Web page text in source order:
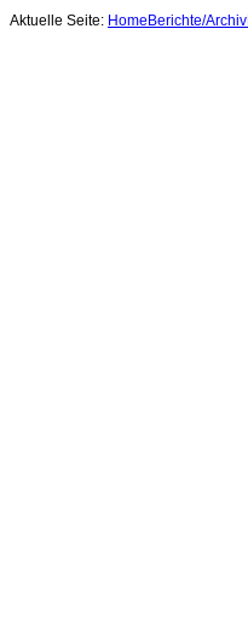
Aktuelle Seite: Home Berichte/Archiv